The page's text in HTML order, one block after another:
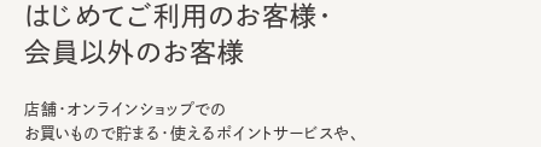
はじめてご利用のお客様・
会員以外のお客様
店舗・オンラインショップでの
お買いもので貯まる・使えるポイントサービスや、